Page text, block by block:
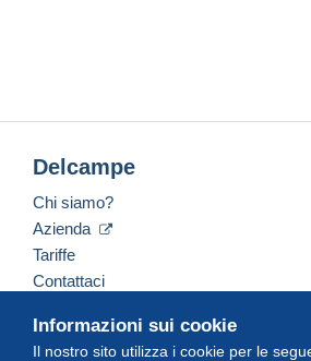
Informazioni sui cookie
Il nostro sito utilizza i cookie per le
Delcampe
Chi siamo?
Azienda
Tariffe
Contattaci